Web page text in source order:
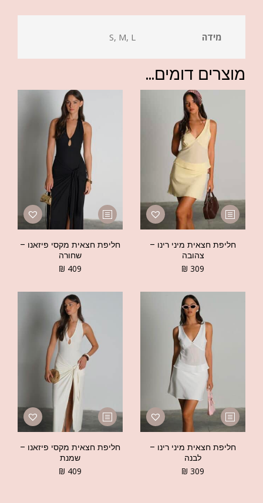
מידה S, M, L
מוצרים דומים...
חליפת חצאית מיני רינו –
צהובה
₪ 309
חליפת חצאית מקסי פיזאנו –
שחורה
₪ 409
חליפת חצאית מיני רינו –
לבנה
₪ 309
חליפת חצאית מקסי פיזאנו –
שמנת
₪ 409